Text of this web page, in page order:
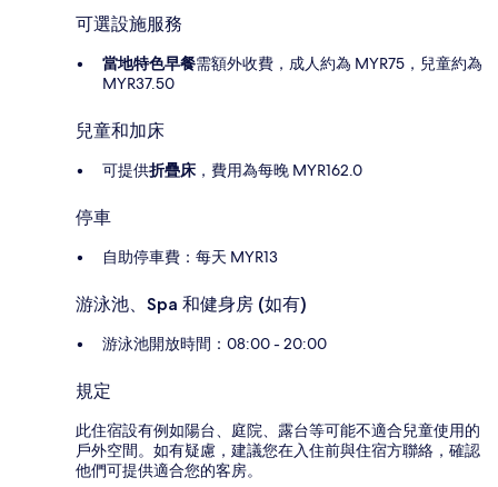
可選設施服務
當地特色早餐需額外收費，成人約為 MYR75，兒童約為
MYR37.50
兒童和加床
可提供折疊床 ，費用為每晚 MYR162.0
停車
自助停車費：每天 MYR13
游泳池、Spa 和健身房 (如有)
游泳池開放時間：08:00 - 20:00
規定
此住宿設有例如陽台、庭院、露台等可能不適合兒童使用的
戶外空間。如有疑慮，建議您在入住前與住宿方聯絡，確認
他們可提供適合您的客房。